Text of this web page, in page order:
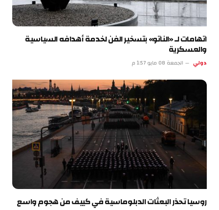
اتهامات لـ «الناتو» بتسخير الفن لخدمة أهدافه السياسية
والعسكرية
دولي الجمعة 08 مايو 1:57 م
روسيا تحذر البعثات الدبلوماسية في كييف من هجوم واسع